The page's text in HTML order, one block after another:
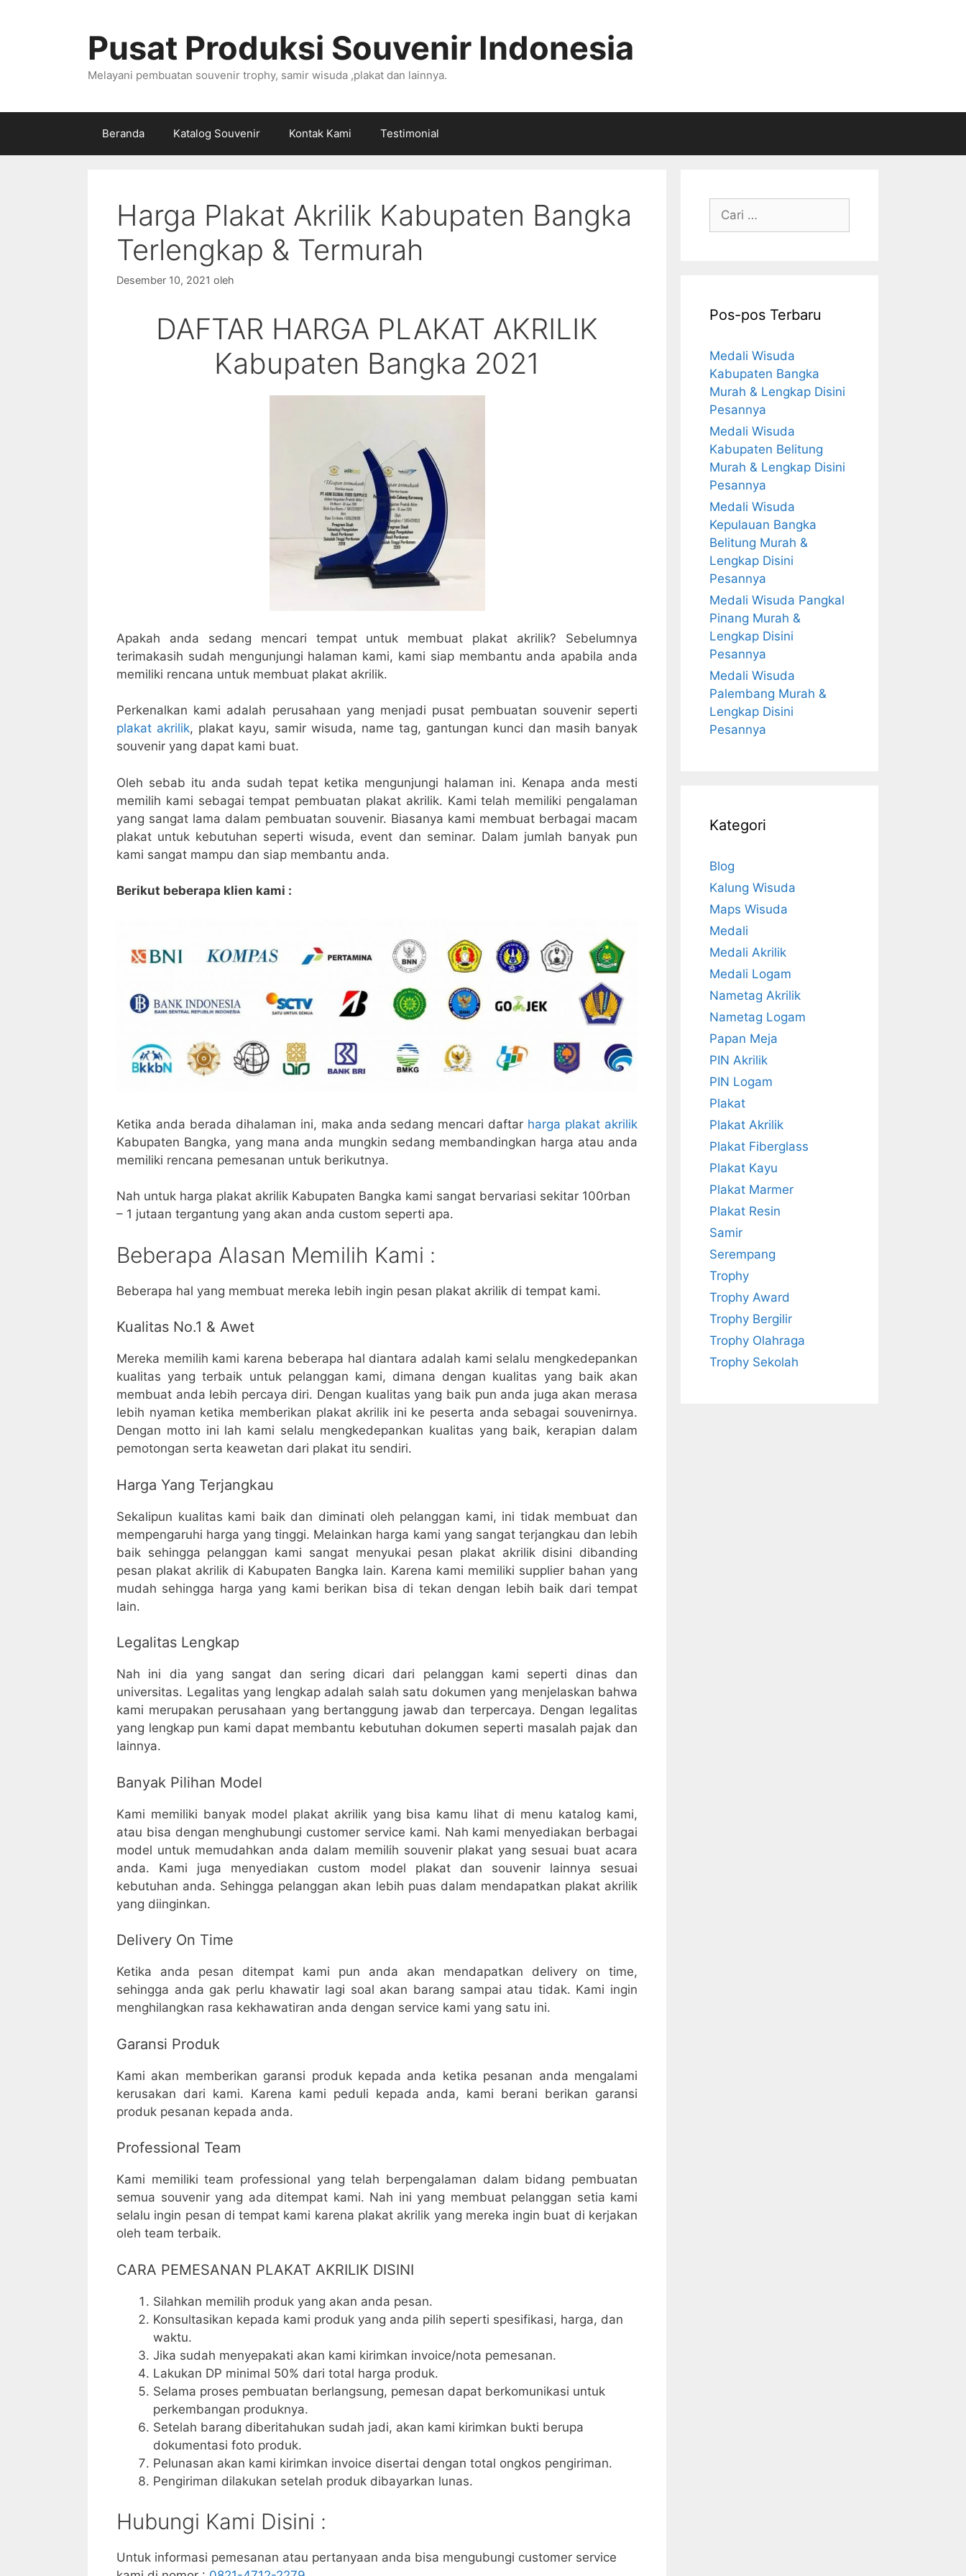
Pusat Produksi Souvenir Indonesia
Melayani pembuatan souvenir trophy, samir wisuda ,plakat dan lainnya.
Beranda Katalog Souvenir Kontak Kami Testimonial
Harga Plakat Akrilik Kabupaten Bangka
Terlengkap & Termurah
Desember 10, 2021 oleh
DAFTAR HARGA PLAKAT AKRILIK
Kabupaten Bangka 2021
Apakah anda sedang mencari tempat untuk membuat plakat akrilik? Sebelumnya
terimakasih sudah mengunjungi halaman kami, kami siap membantu anda apabila anda
memiliki rencana untuk membuat plakat akrilik.
Perkenalkan kami adalah perusahaan yang menjadi pusat pembuatan souvenir seperti
plakat akrilik, plakat kayu, samir wisuda, name tag, gantungan kunci dan masih banyak
souvenir yang dapat kami buat.
Oleh sebab itu anda sudah tepat ketika mengunjungi halaman ini. Kenapa anda mesti
memilih kami sebagai tempat pembuatan plakat akrilik. Kami telah memiliki pengalaman
yang sangat lama dalam pembuatan souvenir. Biasanya kami membuat berbagai macam
plakat untuk kebutuhan seperti wisuda, event dan seminar. Dalam jumlah banyak pun
kami sangat mampu dan siap membantu anda.
Berikut beberapa klien kami :
Ketika anda berada dihalaman ini, maka anda sedang mencari daftar harga plakat akrilik
Kabupaten Bangka, yang mana anda mungkin sedang membandingkan harga atau anda
memiliki rencana pemesanan untuk berikutnya.
Nah untuk harga plakat akrilik Kabupaten Bangka kami sangat bervariasi sekitar 100rban
– 1 jutaan tergantung yang akan anda custom seperti apa.
Beberapa Alasan Memilih Kami :
Beberapa hal yang membuat mereka lebih ingin pesan plakat akrilik di tempat kami.
Kualitas No.1 & Awet
Mereka memilih kami karena beberapa hal diantara adalah kami selalu mengkedepankan
kualitas yang terbaik untuk pelanggan kami, dimana dengan kualitas yang baik akan
membuat anda lebih percaya diri. Dengan kualitas yang baik pun anda juga akan merasa
lebih nyaman ketika memberikan plakat akrilik ini ke peserta anda sebagai souvenirnya.
Dengan motto ini lah kami selalu mengkedepankan kualitas yang baik, kerapian dalam
pemotongan serta keawetan dari plakat itu sendiri.
Harga Yang Terjangkau
Sekalipun kualitas kami baik dan diminati oleh pelanggan kami, ini tidak membuat dan
mempengaruhi harga yang tinggi. Melainkan harga kami yang sangat terjangkau dan lebih
baik sehingga pelanggan kami sangat menyukai pesan plakat akrilik disini dibanding
pesan plakat akrilik di Kabupaten Bangka lain. Karena kami memiliki supplier bahan yang
mudah sehingga harga yang kami berikan bisa di tekan dengan lebih baik dari tempat
lain.
Legalitas Lengkap
Nah ini dia yang sangat dan sering dicari dari pelanggan kami seperti dinas dan
universitas. Legalitas yang lengkap adalah salah satu dokumen yang menjelaskan bahwa
kami merupakan perusahaan yang bertanggung jawab dan terpercaya. Dengan legalitas
yang lengkap pun kami dapat membantu kebutuhan dokumen seperti masalah pajak dan
lainnya.
Banyak Pilihan Model
Kami memiliki banyak model plakat akrilik yang bisa kamu lihat di menu katalog kami,
atau bisa dengan menghubungi customer service kami. Nah kami menyediakan berbagai
model untuk memudahkan anda dalam memilih souvenir plakat yang sesuai buat acara
anda. Kami juga menyediakan custom model plakat dan souvenir lainnya sesuai
kebutuhan anda. Sehingga pelanggan akan lebih puas dalam mendapatkan plakat akrilik
yang diinginkan.
Delivery On Time
Ketika anda pesan ditempat kami pun anda akan mendapatkan delivery on time,
sehingga anda gak perlu khawatir lagi soal akan barang sampai atau tidak. Kami ingin
menghilangkan rasa kekhawatiran anda dengan service kami yang satu ini.
Garansi Produk
Kami akan memberikan garansi produk kepada anda ketika pesanan anda mengalami
kerusakan dari kami. Karena kami peduli kepada anda, kami berani berikan garansi
produk pesanan kepada anda.
Professional Team
Kami memiliki team professional yang telah berpengalaman dalam bidang pembuatan
semua souvenir yang ada ditempat kami. Nah ini yang membuat pelanggan setia kami
selalu ingin pesan di tempat kami karena plakat akrilik yang mereka ingin buat di kerjakan
oleh team terbaik.
CARA PEMESANAN PLAKAT AKRILIK DISINI
Silahkan memilih produk yang akan anda pesan.
Konsultasikan kepada kami produk yang anda pilih seperti spesifikasi, harga, dan
waktu.
Jika sudah menyepakati akan kami kirimkan invoice/nota pemesanan.
Lakukan DP minimal 50% dari total harga produk.
Selama proses pembuatan berlangsung, pemesan dapat berkomunikasi untuk
perkembangan produknya.
Setelah barang diberitahukan sudah jadi, akan kami kirimkan bukti berupa
dokumentasi foto produk.
Pelunasan akan kami kirimkan invoice disertai dengan total ongkos pengiriman.
Pengiriman dilakukan setelah produk dibayarkan lunas.
Hubungi Kami Disini :
Untuk informasi pemesanan atau pertanyaan anda bisa mengubungi customer service
Cari
Pos-pos Terbaru
Medali Wisuda
Kabupaten Bangka
Murah & Lengkap Disini
Pesannya
Medali Wisuda
Kabupaten Belitung
Murah & Lengkap Disini
Pesannya
Medali Wisuda
Kepulauan Bangka
Belitung Murah &
Lengkap Disini
Pesannya
Medali Wisuda Pangkal
Pinang Murah &
Lengkap Disini
Pesannya
Medali Wisuda
Palembang Murah &
Lengkap Disini
Pesannya
Kategori
Blog
Kalung Wisuda
Maps Wisuda
Medali
Medali Akrilik
Medali Logam
Nametag Akrilik
Nametag Logam
Papan Meja
PIN Akrilik
PIN Logam
Plakat
Plakat Akrilik
Plakat Fiberglass
Plakat Kayu
Plakat Marmer
Plakat Resin
Samir
Serempang
Trophy
Trophy Award
Trophy Bergilir
Trophy Olahraga
Trophy Sekolah